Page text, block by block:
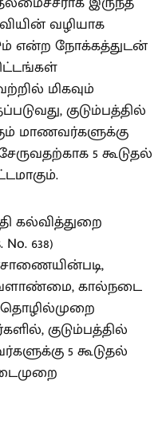
வழியாக
என்ற நோக்கத்துடன்
மிகவும்
குடும்பத்தில்
மாணவர்களுக்கு
5 கூடுதல்
கல்வித்துறை
638)
கால்நடை
தொழில்முறை
குடும்பத்தில்
5 கூடுதல்